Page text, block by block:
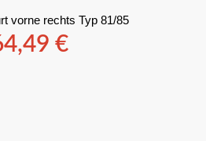
vorne rechts Typ 81/85
€